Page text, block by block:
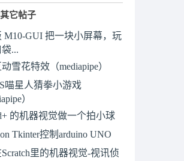
它帖子
M10-GUI 把一块小屏幕，玩
...
雪花特效（mediapipe）
喵星人猜拳小游戏
）
的机器视觉做一个拍小球
Tkinter控制arduino UNO
Scratch里的机器视觉-视讯侦